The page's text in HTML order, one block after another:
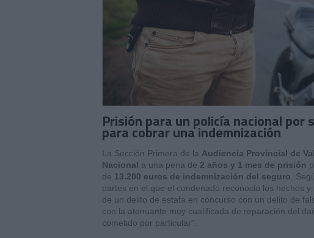
Prisión para un policía nacional
para cobrar una indemnización
La Sección Primera de la Audiencia Provincial de
Nacional a una pena de 2 años y 1 mes de prisión
de 13.200 euros de indemnización del seguro .
partes en el que el condenado reconoció los hechos
de un delito de estafa en concurso con un delito de
con la atenuante muy cualificada de reparación del
cometido por particular".